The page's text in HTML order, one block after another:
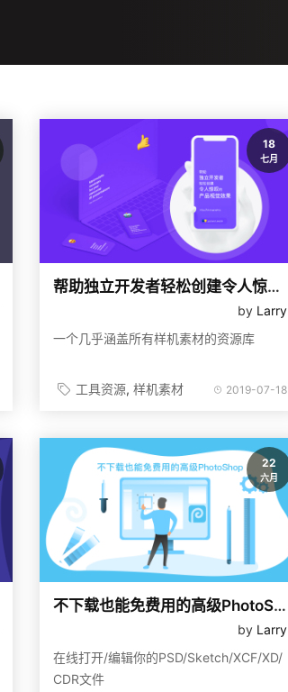
18
七月
帮助独立开发者轻松创建令人惊叹的产品视觉效果
by Larry
一个几乎涵盖所有样机素材的资源库
工具资源 样机素材 2019-07-18
22
六月
不下载也能免费用的高级PhotoShop
by Larry
在线打开/编辑你的PSD/Sketch/XCF/XD/
CDR文件